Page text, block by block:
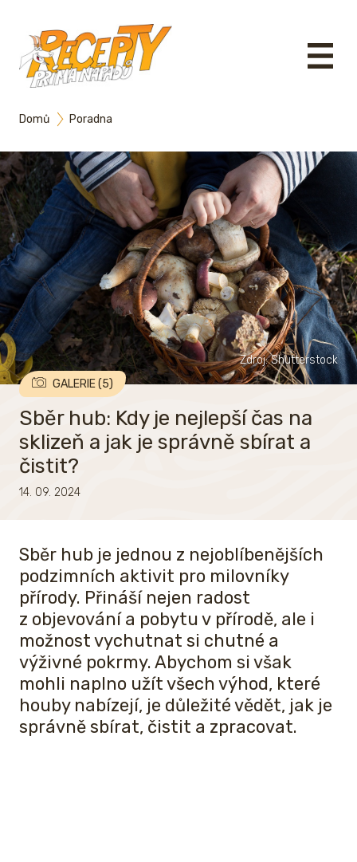
Domů Poradna
GALERIE (5)
Zdroj: Shutterstock
Sběr hub: Kdy je nejlepší čas na
sklizeň a jak je správně sbírat a
čistit?
14. 09. 2024
Sběr hub je jednou z nejoblíbenějších
podzimních aktivit pro milovníky
přírody. Přináší nejen radost
z objevování a pobytu v přírodě, ale i
možnost vychutnat si chutné a
výživné pokrmy. Abychom si však
mohli naplno užít všech výhod, které
houby nabízejí, je důležité vědět, jak je
správně sbírat, čistit a zpracovat.